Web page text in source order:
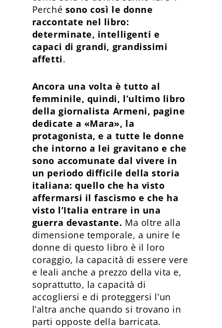
Perché sono così le donne
raccontate nel libro:
determinate, intelligenti e
capaci di grandi, grandissimi
affetti.
Ancora una volta è tutto al
femminile, quindi, l’ultimo libro
della giornalista Armeni, pagine
dedicate a «Mara», la
protagonista, e a tutte le donne
che intorno a lei gravitano e che
sono accomunate dal vivere in
un periodo difficile della storia
italiana: quello che ha visto
affermarsi il fascismo e che ha
visto l’Italia entrare in una
guerra devastante. Ma oltre alla
dimensione temporale, a unire le
donne di questo libro è il loro
coraggio, la capacità di essere vere
e leali anche a prezzo della vita e,
soprattutto, la capacità di
accogliersi e di proteggersi l’un
l’altra anche quando si trovano in
parti opposte della barricata.